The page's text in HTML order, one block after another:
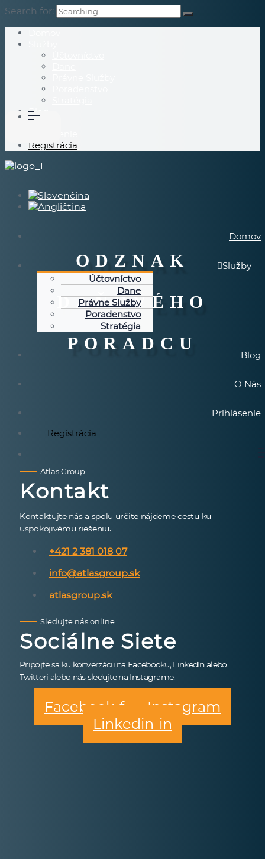
Search for:
Blog
O Nás
Registrácia
Domov
Služby
Účtovníctvo
Dane
Právne Služby
Poradenstvo
Stratégia
Blog
O Nás
Prihlásenie
Registrácia
ODZNAK
DAŇOVÉHO
PORADCU
Atlas Group
Kontakt
Kontaktujte nás a spolu určite nájdeme cestu ku
uspokojivému riešeniu.
+421 2 381 018 07
info@atlasgroup.sk
atlasgroup.sk
Sledujte nás online
Sociálne Siete
Pripojte sa ku konverzácii na Facebooku, LinkedIn alebo
Twitteri alebo nás sledujte na Instagrame.
Facebook-f
Instagram
Linkedin-in